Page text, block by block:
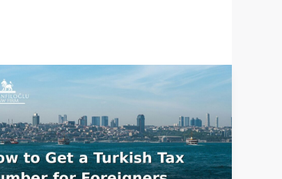
كيفية
على
الرقم
الضريبي
التركي